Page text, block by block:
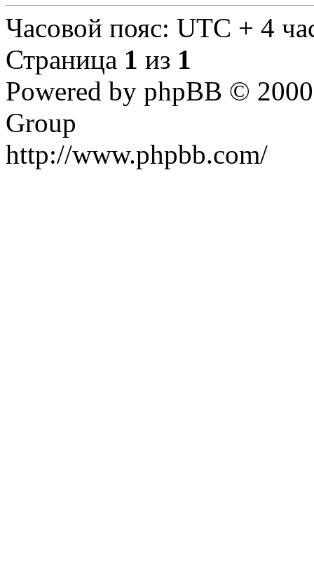
Часовой пояс: UTC + 4
Страница 1 из 1
Powered by phpBB ©
Group
http://www.phpbb.com/